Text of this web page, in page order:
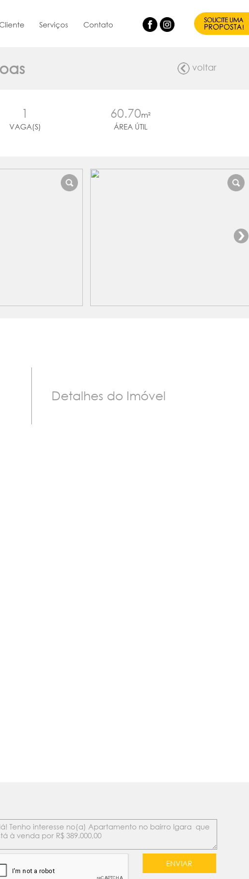
Serviços Contato
voltar
1
VAGA(S)
60.70m²
ÁREA ÚTIL
Detalhes do Imóvel